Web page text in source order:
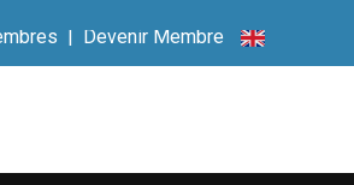
| Devenir Membre